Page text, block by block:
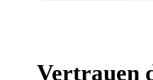
Vertrauen